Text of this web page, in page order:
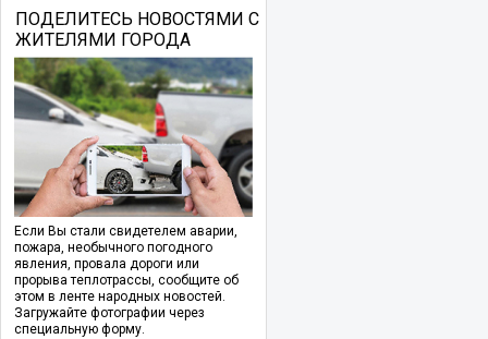
ПОДЕЛИТЕСЬ НОВОСТЯМИ С
ЖИТЕЛЯМИ ГОРОДА
Если Вы стали свидетелем аварии,
пожара, необычного погодного
явления, провала дороги или
прорыва теплотрассы, сообщите об
этом в ленте народных новостей.
Загружайте фотографии через
специальную форму.